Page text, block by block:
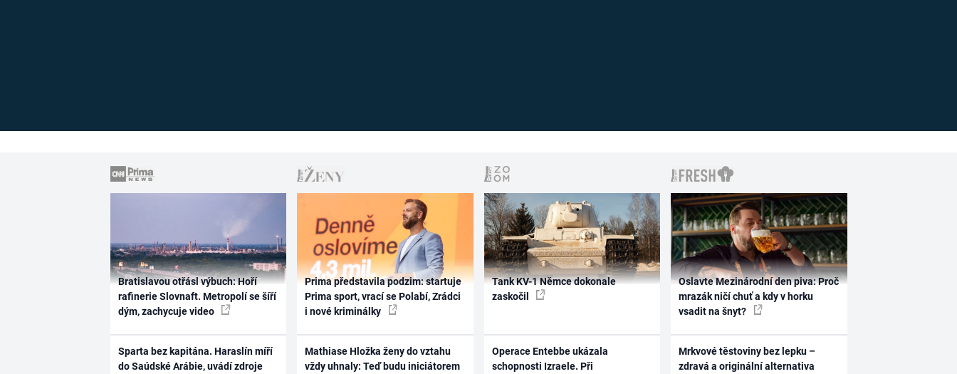
Bratislavou otřásl výbuch: Hoří
rafinerie Slovnaft. Metropolí se šíří
dým, zachycuje video
Sparta bez kapitána. Haraslín míří
do Saúdské Arábie, uvádí zdroje
Prima představila podzim: startuje
Prima sport, vrací se Polabí, Zrádci
i nové kriminálky
Mathiase Hložka ženy do vztahu
vždy uhnaly: Teď budu iniciátorem
Tank KV-1 Němce dokonale
zaskočil
Operace Entebbe ukázala
schopnosti Izraele. Při
Oslavte Mezinárodní den piva: Proč
mrazák ničí chuť a kdy v horku
vsadit na šnyt?
Mrkvové těstoviny bez lepku –
zdravá a originální alternativa